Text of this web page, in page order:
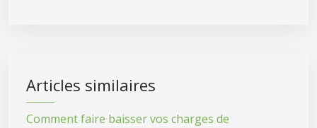
Articles similaires
Comment faire baisser vos charges de